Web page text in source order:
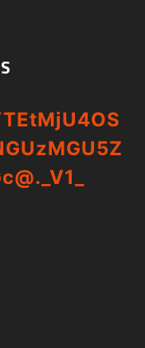
de Guillermo del